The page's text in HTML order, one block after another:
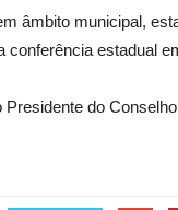
âmbito municipal,
conferência estadual
do